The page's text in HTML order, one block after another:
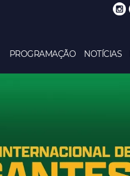
PROGRAMAÇÃO NOTÍCIAS